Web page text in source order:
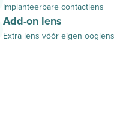
Implanteerbare contactlens
Add-on lens
Extra lens vóór eigen ooglens